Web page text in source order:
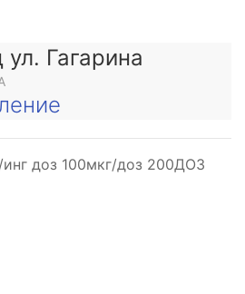
Гагарина
доз 100мкг/доз 200ДОЗ